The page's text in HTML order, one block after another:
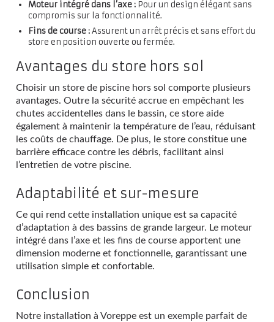
Moteur intégré dans l’axe :Pour un design élégant sans
compromis sur la fonctionnalité.
Fins de course :Assurent un arrêt précis et sans effort du
store en position ouverte ou fermée.
Avantages du store hors sol
Choisir un store de piscine hors sol comporte plusieurs
avantages. Outre la sécurité accrue en empêchant les
chutes accidentelles dans le bassin, ce store aide
également à maintenir la température de l’eau, réduisant
les coûts de chauffage. De plus, le store constitue une
barrière efficace contre les débris, facilitant ainsi
l’entretien de votre piscine.
Adaptabilité et sur-mesure
Ce qui rend cette installation unique est sa capacité
d’adaptation à des bassins de grande largeur. Le moteur
intégré dans l’axe et les fins de course apportent une
dimension moderne et fonctionnelle, garantissant une
utilisation simple et confortable.
Conclusion
Notre installation à Voreppe est un exemple parfait de